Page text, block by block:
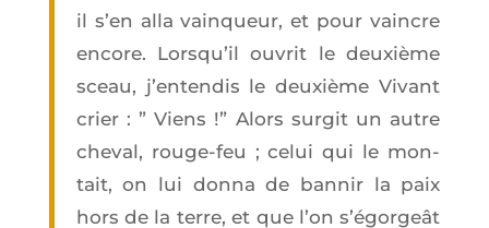
il s’en alla vain­queur, et pour vaincre
encore. Lors­qu’il ouvrit le deuxième
sceau, j’en­ten­dis le deuxième Vivant
crier : ” Viens !” Alors sur­git un autre
che­val, rouge-feu ; celui qui le mon­
tait, on lui don­na de ban­nir la paix
hors de la terre, et que l’on s’égorgeât